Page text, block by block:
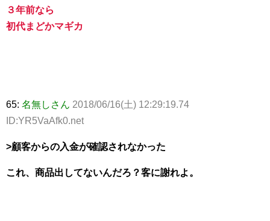
３年前なら
初代まどかマギカ
65: 名無しさん 2018/06/16(土) 12:29:19.74
ID:YR5VaAfk0.net
>顧客からの入金が確認されなかった
これ、商品出してないんだろ？客に謝れよ。